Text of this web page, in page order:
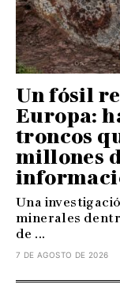
Un fósil
Europa:
troncos
millones
Una
minerales
de ...
7 DE AGOSTO DE 2026